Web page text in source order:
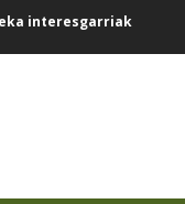
interesgarriak